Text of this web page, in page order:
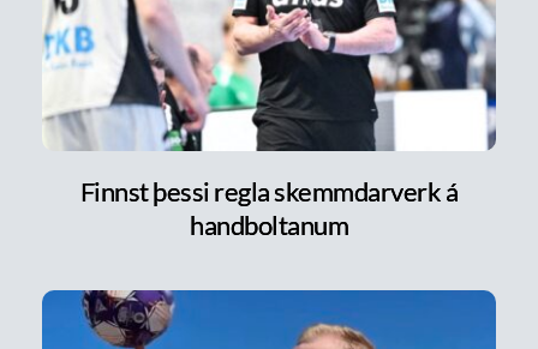
Finnst þessi regla skemmdarverk á
handboltanum